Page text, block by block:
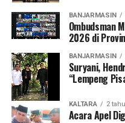
BANJARMASIN
Ombudsman
2026 di
BANJARMASIN
Suryani,
“Lempeng
KALTARA 2
Acara Apel